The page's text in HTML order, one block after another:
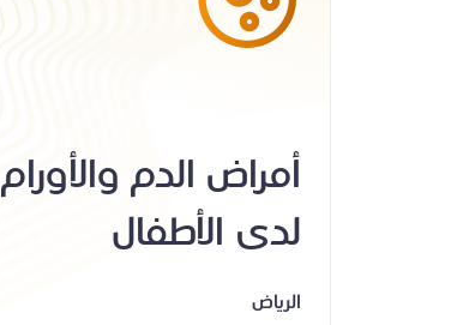
أمراض الدم والأورام
لدى الأطفال
الرياض